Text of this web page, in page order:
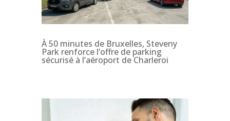
À 50 minutes de Bruxelles, Steveny
Park renforce l’offre de parking
sécurisé à l’aéroport de Charleroi